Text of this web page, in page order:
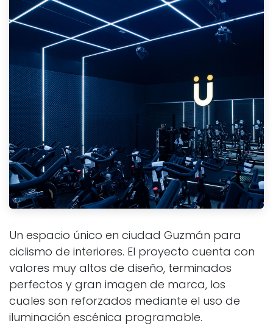
Un espacio único en ciudad Guzmán para
ciclismo de interiores. El proyecto cuenta con
valores muy altos de diseño, terminados
perfectos y gran imagen de marca, los
cuales son reforzados mediante el uso de
iluminación escénica programable.